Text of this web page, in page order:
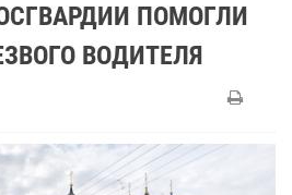
ПОМОГЛИ
ВОДИТЕЛЯ